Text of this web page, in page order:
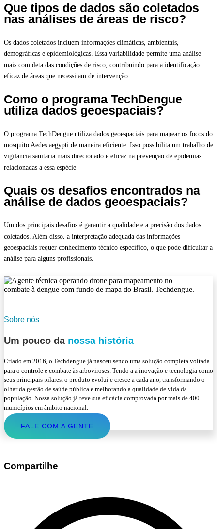
Que tipos de dados são coletados
nas análises de áreas de risco?
Os dados coletados incluem informações climáticas, ambientais,
demográficas e epidemiológicas. Essa variabilidade permite uma análise
mais completa das condições de risco, contribuindo para a identificação
eficaz de áreas que necessitam de intervenção.
Como o programa TechDengue
utiliza dados geoespaciais?
O programa TechDengue utiliza dados geoespaciais para mapear os focos do
mosquito Aedes aegypti de maneira eficiente. Isso possibilita um trabalho de
vigilância sanitária mais direcionado e eficaz na prevenção de epidemias
relacionadas a essa espécie.
Quais os desafios encontrados na
análise de dados geoespaciais?
Um dos principais desafios é garantir a qualidade e a precisão dos dados
coletados. Além disso, a interpretação adequada das informações
geoespaciais requer conhecimento técnico específico, o que pode dificultar a
análise para alguns profissionais.
Sobre nós
Um pouco danossa história
Criado em 2016, o Techdengue já nasceu sendo uma solução completa voltada
para o controle e combate às arboviroses. Tendo a a inovação e tecnologia como
seus principais pilares, o produto evolui e cresce a cada ano, transformando o
olhar da gestão de saúde pública e melhorando a qualidade de vida da
população. Nossa solução já teve sua eficácia comprovada por mais de 400
municípios em âmbito nacional.
FALE COM A GENTE
Compartilhe